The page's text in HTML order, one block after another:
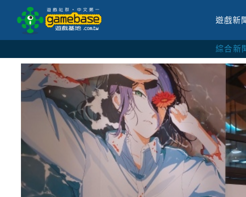
遊戲新
綜合新